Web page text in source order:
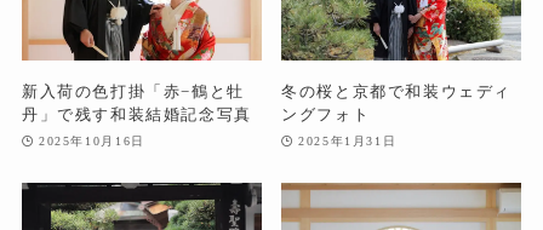
新入荷の色打掛「赤−鶴と牡
丹」で残す和装結婚記念写真
2025年10月16日
冬の桜と京都で和装ウェディ
ングフォト
2025年1月31日